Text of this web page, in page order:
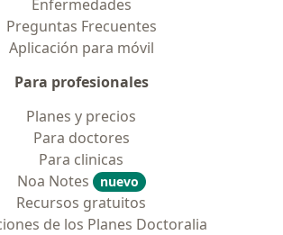
Enfermedades
Preguntas Frecuentes
Aplicación para móvil
Para profesionales
Planes y precios
Para doctores
Para clinicas
Noa Notes
nuevo
Recursos gratuitos
de los Planes Doctoralia